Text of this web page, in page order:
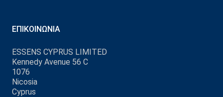
ΕΠΙΚΟΙΝΩΝΊΑ
ESSENS CYPRUS LIMITED
Kennedy Avenue 56 C
1076
Nicosia
Cyprus